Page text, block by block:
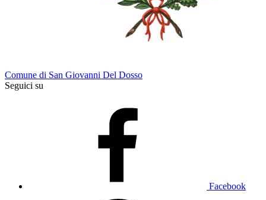
Comune di San Giovanni Del Dosso
Seguici su
Facebook